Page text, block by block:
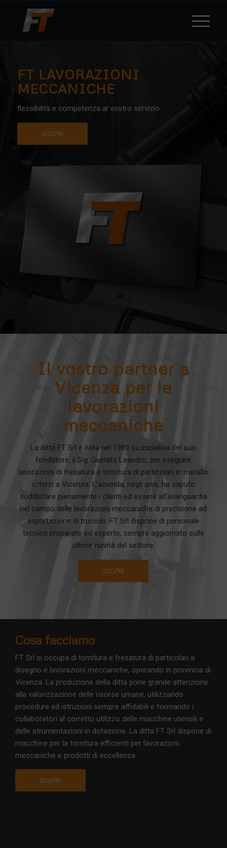
FT LAVORAZIONI
MECCANICHE
flessibilità e competenza al vostro servizio
SCOPRI
Il vostro partner a
Vicenza per le
lavorazioni
meccaniche
La ditta FT Srl è nata nel 1980 su iniziativa del suo
fondatore, il Sig. Giuriato Leandro, per eseguire
lavorazioni di fresatura e tornitura di particolari in metallo
c/terzi a Vicenza. L’azienda, negli anni, ha saputo
soddisfare pienamente i clienti ed essere all’avanguardia
nel campo delle lavorazioni meccaniche di precisione ad
asportazione di truciolo. FT Srl dispone di personale
tecnico preparato ed esperto, sempre aggiornato sulle
ultime novità del settore.
SCOPRI
Cosa facciamo
FT Srl si occupa di tornitura e fresatura di particolari a
disegno e lavorazioni meccaniche, operando in provincia di
Vicenza. La produzione della ditta pone grande attenzione
alla valorizzazione delle risorse umane, utilizzando
procedure ed istruzioni sempre affidabili e formando i
collaboratori al corretto utilizzo delle macchine utensili e
delle strumentazioni in dotazione. La ditta FT Srl dispone di
macchine per la tornitura efficienti per lavorazioni
meccaniche e prodotti di eccellenza.
SCOPRI